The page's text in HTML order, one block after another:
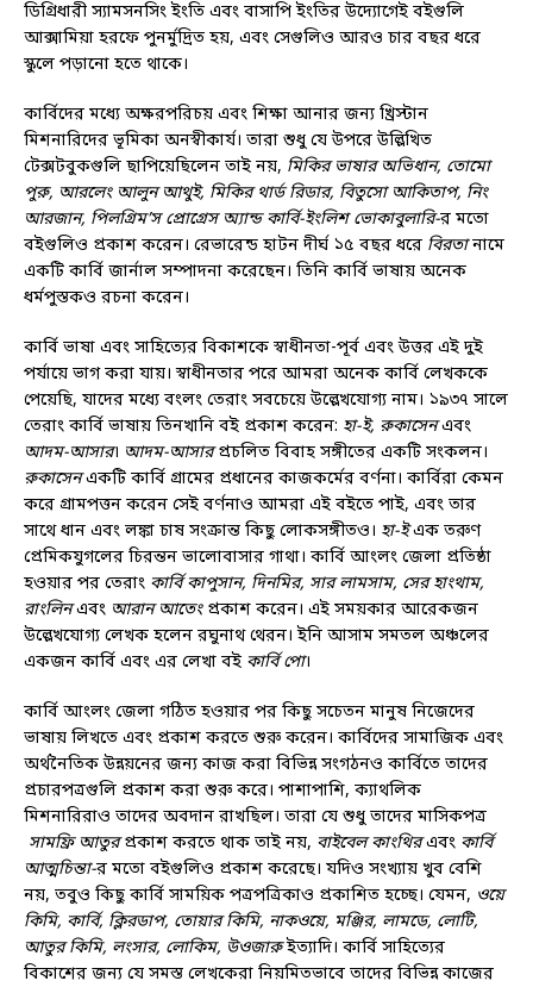
ডিগ্রিধারী স্যামসনসিং ইংতি এবং বাসাপি ইংতির উদ্যোগেই বইগুলি
আক্সামিয়া হরফে পুনর্মুদ্রিত হয়, এবং সেগুলিও আরও চার বছর ধরে
স্কুলে পড়ানো হতে থাকে।
কার্বিদের মধ্যে অক্ষরপরিচয় এবং শিক্ষা আনার জন্য খ্রিস্টান
মিশনারিদের ভূমিকা অনস্বীকার্য। তারা শুধু যে উপরে উল্লিখিত
টেক্সটবুকগুলি ছাপিয়েছিলেন তাই নয়, মিকির ভাষার অভিধান, তোমো
পুরু, আরলেং আলুন আথুই, মিকির থার্ড রিডার, বিতুসো আকিতাপ, নিং
আরজান, পিলগ্রিম’স প্রোগ্রেস অ্যান্ড কার্বি-ইংলিশ ভোকাবুলারি-র মতো
বইগুলিও প্রকাশ করেন। রেভারেন্ড হাটন দীর্ঘ ১৫ বছর ধরে বিরতানামে
একটি কার্বি জার্নাল সম্পাদনা করেছেন। তিনি কার্বি ভাষায় অনেক
ধর্মপুস্তকও রচনা করেন।
কার্বি ভাষা এবং সাহিত্যের বিকাশকে স্বাধীনতা-পূর্ব এবং উত্তর এই দুই
পর্যায়ে ভাগ করা যায়। স্বাধীনতার পরে আমরা অনেক কার্বি লেখককে
পেয়েছি, যাদের মধ্যে বংলং তেরাং সবচেয়ে উল্লেখযোগ্য নাম। ১৯৩৭ সালে
তেরাং কার্বি ভাষায় তিনখানি বই প্রকাশ করেন: হা-ই, রুকাসেনএবং
আদম-আসার। আদম-আসারপ্রচলিত বিবাহ সঙ্গীতের একটি সংকলন।
রুকাসেনএকটি কার্বি গ্রামের প্রধানের কাজকর্মের বর্ণনা। কার্বিরা কেমন
করে গ্রামপত্তন করেন সেই বর্ণনাও আমরা এই বইতে পাই, এবং তার
সাথে ধান এবং লঙ্কা চাষ সংক্রান্ত কিছু লোকসঙ্গীতও। হা-ইএক তরুণ
প্রেমিকযুগলের চিরন্তন ভালোবাসার গাথা। কার্বি আংলং জেলা প্রতিষ্ঠা
হওয়ার পর তেরাং কার্বি কাপুসান, দিনমির, সার লামসাম, সের হাংথাম,
রাংলিনএবং আরান আতেংপ্রকাশ করেন। এই সময়কার আরেকজন
উল্লেখযোগ্য লেখক হলেন রঘুনাথ থেরন। ইনি আসাম সমতল অঞ্চলের
একজন কার্বি এবং এর লেখা বই কার্বি পো।
কার্বি আংলং জেলা গঠিত হওয়ার পর কিছু সচেতন মানুষ নিজেদের
ভাষায় লিখতে এবং প্রকাশ করতে শুরু করেন। কার্বিদের সামাজিক এবং
অর্থনৈতিক উন্নয়নের জন্য কাজ করা বিভিন্ন সংগঠনও কার্বিতে তাদের
প্রচারপত্রগুলি প্রকাশ করা শুরু করে। পাশাপাশি, ক্যাথলিক
মিশনারিরাও তাদের অবদান রাখছিল। তারা যে শুধু তাদের মাসিকপত্র
সামফ্রি আতুরপ্রকাশ করতে থাক তাই নয়, বাইবেল কাংথিরএবং কার্বি
আত্মচিন্তা-র মতো বইগুলিও প্রকাশ করেছে। যদিও সংখ্যায় খুব বেশি
নয়, তবুও কিছু কার্বি সাময়িক পত্রপত্রিকাও প্রকাশিত হচ্ছে। যেমন, ওয়ে
কিমি, কার্বি, ক্লিরডাপ, তোয়ার কিমি, নাকওয়ে, মঞ্জির, লামডে, লোটি,
আতুর কিমি, লংসার, লোকিম, উওজারুইত্যাদি। কার্বি সাহিত্যের
বিকাশের জন্য যে সমস্ত লেখকেরা নিয়মিতভাবে তাদের বিভিন্ন কাজের